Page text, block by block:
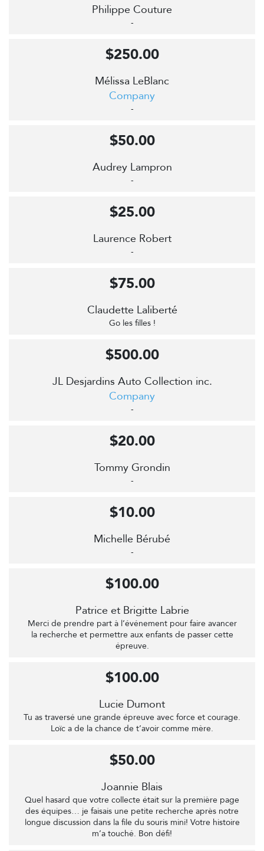
Philippe Couture
-
Mélissa LeBlanc
Company
-
$250.00
Audrey Lampron
-
$50.00
Laurence Robert
-
$25.00
Claudette Laliberté
Go les filles !
$75.00
JL Desjardins Auto Collection inc.
Company
-
$500.00
Tommy Grondin
-
$20.00
Michelle Bérubé
-
$10.00
Patrice et Brigitte Labrie
Merci de prendre part à l’événement pour faire avancer
la recherche et permettre aux enfants de passer cette
épreuve.
$100.00
Lucie Dumont
Tu as traversé une grande épreuve avec force et courage.
Loïc a de la chance de t’avoir comme mère.
$100.00
Joannie Blais
Quel hasard que votre collecte était sur la première page
des équipes… je faisais une petite recherche après notre
longue discussion dans la file du souris mini! Votre histoire
m’a touché. Bon défi!
$50.00